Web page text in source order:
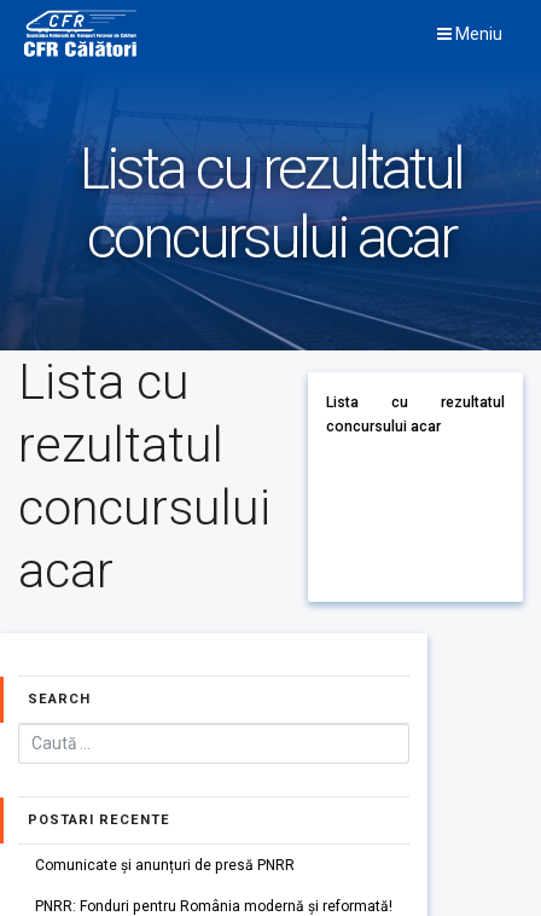
content
Meniu
Lista cu rezultatul
concursului acar
Lista cu
rezultatul
concursului
acar
Lista cu rezultatul
concursului acar
SEARCH
POSTARI RECENTE
Comunicate și anunțuri de presă PNRR
PNRR: Fonduri pentru România modernă și reformată!